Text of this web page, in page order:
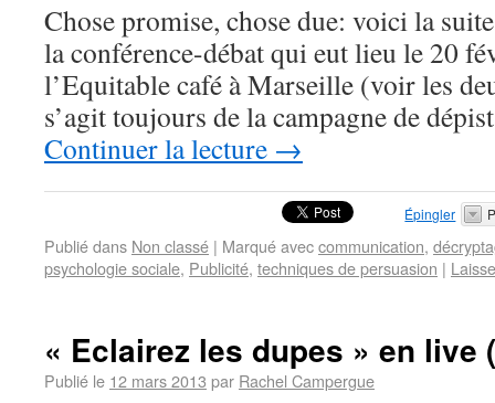
Chose promise, chose due: voici la
la conférence-débat qui eut lieu le 20
l’Equitable café à Marseille (voir les
s’agit toujours de la campagne de
Continuer la lecture →
Épingler
Publié dans Non classé | Marqué aveccommunication,
psychologie sociale, Publicité, techniques de persuasion |
« Eclairez les dupes » en live
Publié le 12 mars 2013 par Rachel Campergue